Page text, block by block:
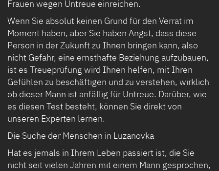
Frauen wegen Untreue einreichen.
Wenn Sie absolut keinen Grund für den Verrat im
Moment haben, aber Sie haben Angst, dass diese
Person in der Zukunft zu Ihnen bringen kann, also
nicht Gefahr, eine ernsthafte Beziehung aufzubauen,
ist es Treueprüfung wird Ihnen helfen, mit Ihren
Gefühlen zu beschäftigen und zu verstehen, wirklich
ob dieser Mann ist anfällig für Untreue. Darüber, wie
es diesen Test besteht, können Sie direkt von
unseren Experten lernen.
Die Suche der Menschen in Luzanovka
Hat es jemals in Ihrem Leben passiert ist, die Sie
nicht seit vielen Jahren mit einem Mann gesprochen,